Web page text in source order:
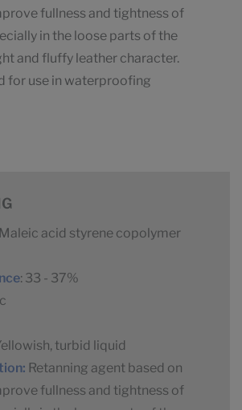
fullness and tightness of
in the loose parts of the
and fluffy leather character.
for use in waterproofing
Maleic acid styrene copolymer
: 33 - 37%
turbid liquid
Retanning agent based on
fullness and tightness of